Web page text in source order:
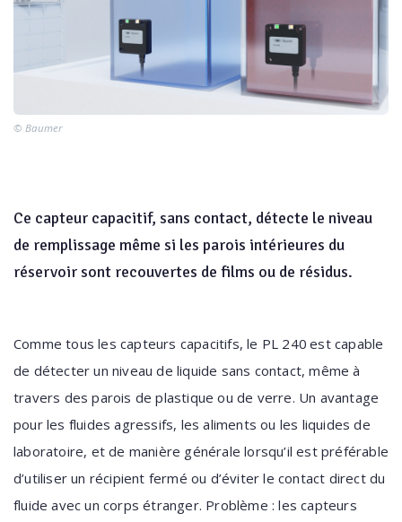
© Baumer
Ce capteur capacitif, sans contact, détecte le niveau
de remplissage même si les parois intérieures du
réservoir sont recouvertes de films ou de résidus.
Comme tous les capteurs capacitifs, le PL 240 est capable
de détecter un niveau de liquide sans contact, même à
travers des parois de plastique ou de verre. Un avantage
pour les fluides agressifs, les aliments ou les liquides de
laboratoire, et de manière générale lorsqu’il est préférable
d’utiliser un récipient fermé ou d’éviter le contact direct du
fluide avec un corps étranger. Problème : les capteurs